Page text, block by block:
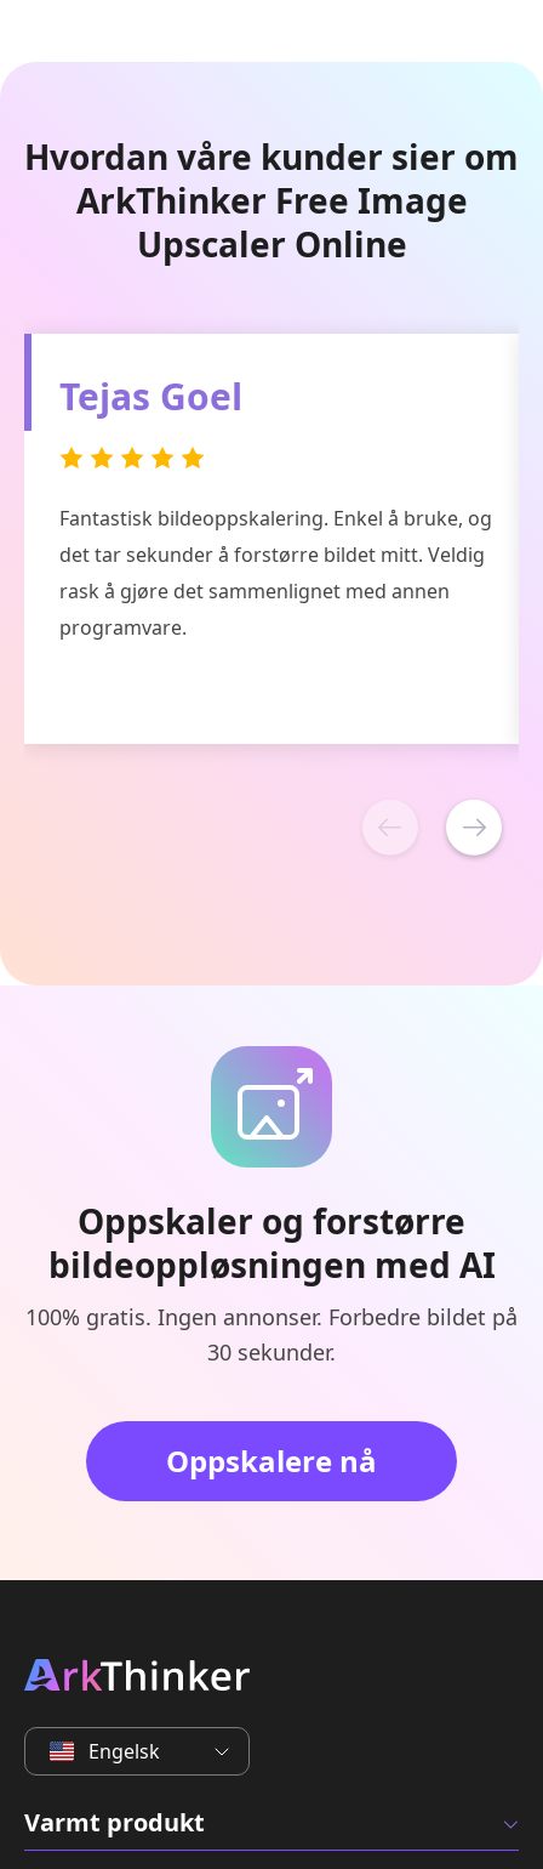
Hvordan våre kunder sier om
ArkThinker Free Image
Upscaler Online
Fancy Crave
Ganske kjekk verktøy. I 98% tilfeller gjør denne
AI-bildeforsterkeren og
gjenopprettingsprogramvaren en god jobb, og
2% er ikke bra på grunn av min trege Internett-
Oppskaler og forstørre
bildeoppløsningen med AI
100% gratis. Ingen annonser. Forbedre bildet på
30 sekunder.
Oppskalere nå
Engelsk
Varmt produkt